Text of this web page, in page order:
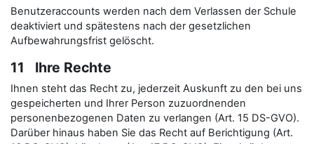
Benutzeraccounts werden nach dem Verlassen der Schule
deaktiviert und spätestens nach der gesetzlichen
Aufbewahrungsfrist gelöscht.
11 Ihre Rechte
Ihnen steht das Recht zu, jederzeit Auskunft zu den bei uns
gespeicherten und Ihrer Person zuzuordnenden
personenbezogenen Daten zu verlangen (Art. 15 DS-GVO).
Darüber hinaus haben Sie das Recht auf Berichtigung (Art.